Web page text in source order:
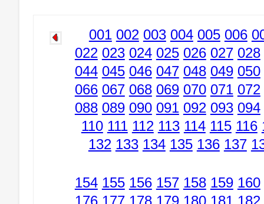
001 002 003 004 005 006
022 023 024 025 026 027 028
044 045 046 047 048 049 050
066 067 068 069 070 071 072
088 089 090 091 092 093 094
110 111 112 113 114 115 116
132 133 134 135 136 137
154 155 156 157 158 159 160
176 177 178 179 180 181 182